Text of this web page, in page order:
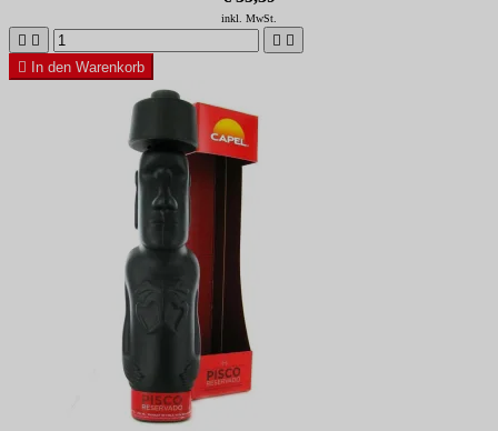
inkl. MwSt.
   

In den Warenkorb